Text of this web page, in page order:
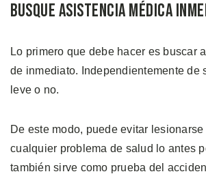
Busque Asistencia Médica
Lo primero que debe hacer es buscar
de inmediato. Independientemente de
leve o no.
De este modo, puede evitar lesionarse
cualquier problema de salud lo antes
también sirve como prueba del